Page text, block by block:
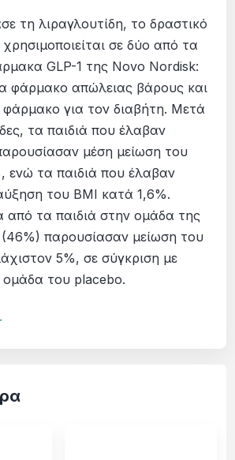
τη λιραγλουτίδη, το δραστικό
σε δύο από τα
GLP-1 της Novo Nordisk:
φάρμακο απώλειας βάρους και
για τον διαβήτη. Μετά
τα παιδιά που έλαβαν
μέση μείωση του
ενώ τα παιδιά που έλαβαν
του BMI κατά 1,6%.
από τα παιδιά στην ομάδα της
(46%) παρουσίασαν μείωση του
5%, σε σύγκριση με
ομάδα του placebo.